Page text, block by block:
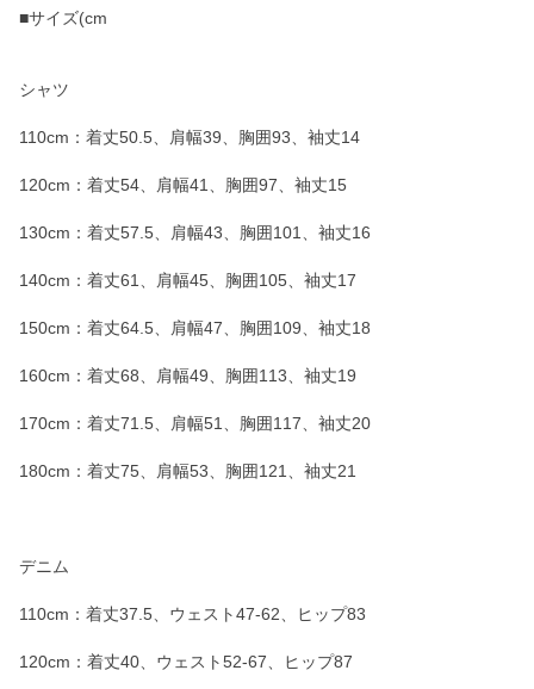
■サイズ(cm
シャツ
110cm：着丈50.5、肩幅39、胸囲93、袖丈14
120cm：着丈54、肩幅41、胸囲97、袖丈15
130cm：着丈57.5、肩幅43、胸囲101、袖丈16
140cm：着丈61、肩幅45、胸囲105、袖丈17
150cm：着丈64.5、肩幅47、胸囲109、袖丈18
160cm：着丈68、肩幅49、胸囲113、袖丈19
170cm：着丈71.5、肩幅51、胸囲117、袖丈20
180cm：着丈75、肩幅53、胸囲121、袖丈21
デニム
110cm：着丈37.5、ウェスト47-62、ヒップ83
120cm：着丈40、ウェスト52-67、ヒップ87